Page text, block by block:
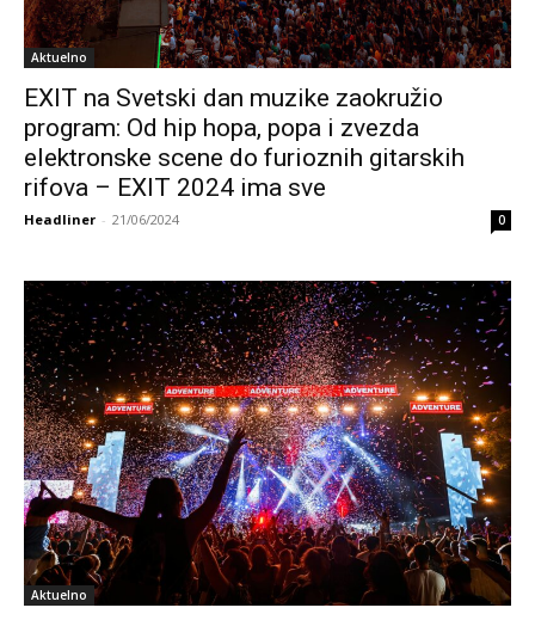
Aktuelno
EXIT na Svetski dan muzike zaokružio
program: Od hip hopa, popa i zvezda
elektronske scene do furioznih gitarskih
rifova – EXIT 2024 ima sve
Headliner - 21/06/2024 0
Aktuelno